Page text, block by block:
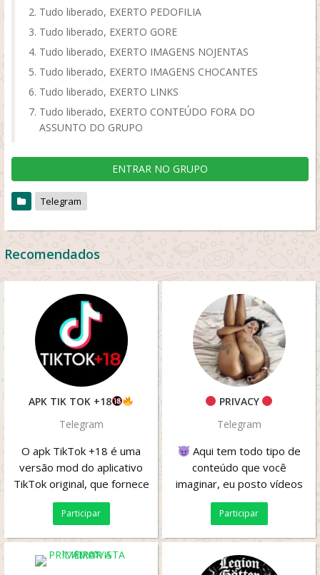
Tudo liberado, EXERTO PEDOFILIA
Tudo liberado, EXERTO GORE
Tudo liberado, EXERTO IMAGENS NOJENTAS
Tudo liberado, EXERTO IMAGENS CHOCANTES
Tudo liberado, EXERTO LINKS
Tudo liberado, EXERTO CONTEÚDO FORA DO
ASSUNTO DO GRUPO
ENTRAR NO GRUPO
Telegram
Recomendados
APK TIK TOK +18
Telegram
O apk TikTok +18 é uma
versão mod do aplicativo
TikTok original, que fornece
acesso a alguns conteúdos
adultos...
Participar
PRIVACY
Telegram
Aqui tem todo tipo de
conteúdo que você
imaginar, eu posto vídeos
gozando, transando com
homens, fazendo anal,...
Participar